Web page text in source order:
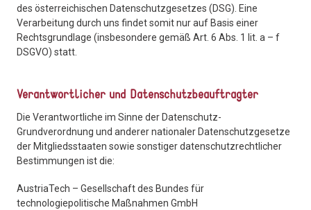
des österreichischen Datenschutzgesetzes (DSG). Eine
Verarbeitung durch uns findet somit nur auf Basis einer
Rechtsgrundlage (insbesondere gemäß Art. 6 Abs. 1 lit. a – f
DSGVO) statt.
Verantwortlicher und Datenschutzbeauftragter
Die Verantwortliche im Sinne der Datenschutz-
Grundverordnung und anderer nationaler Datenschutzgesetze
der Mitgliedsstaaten sowie sonstiger datenschutzrechtlicher
Bestimmungen ist die:
AustriaTech – Gesellschaft des Bundes für
technologiepolitische Maßnahmen GmbH